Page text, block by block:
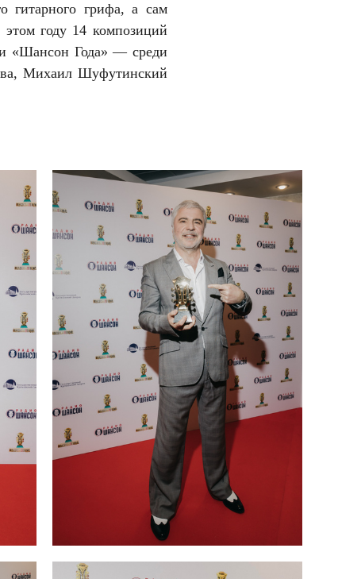
гитарного грифа, а сам
этом году 14 композиций
«Шансон Года» — среди
Михаил Шуфутинский